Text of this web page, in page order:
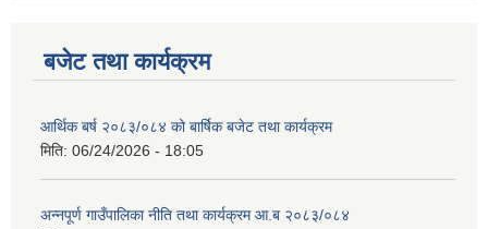
बजेट तथा कार्यक्रम
आर्थिक बर्ष २०८३/०८४ को बार्षिक बजेट तथा कार्यक्रम
मिति: 06/24/2026 - 18:05
अन्नपूर्ण गाउँपालिका नीति तथा कार्यक्रम आ.ब २०८३/०८४